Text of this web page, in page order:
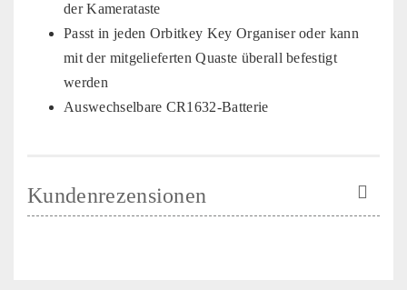
der Kamerataste
Passt in jeden Orbitkey Key Organiser oder kann
mit der mitgelieferten Quaste überall befestigt
werden
Auswechselbare CR1632-Batterie
Kundenrezensionen